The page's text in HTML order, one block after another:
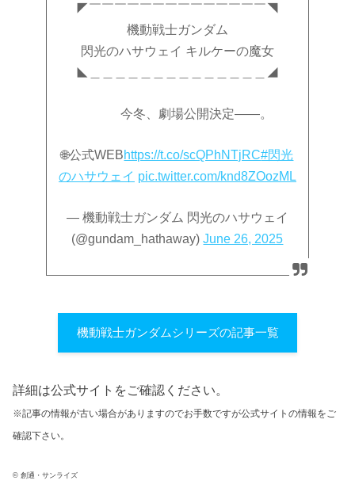
◤￣￣￣￣￣￣￣￣￣￣￣￣￣￣◥
機動戦士ガンダム
閃光のハサウェイ キルケーの魔女
◣＿＿＿＿＿＿＿＿＿＿＿＿＿＿◢
今冬、劇場公開決定——。
🌐公式WEBhttps://t.co/scQPhNTjRC#閃光
のハサウェイ pic.twitter.com/knd8ZOozML
— 機動戦士ガンダム 閃光のハサウェイ
(@gundam_hathaway)June 26, 2025
機動戦士ガンダムシリーズの記事一覧
詳細は公式サイトをご確認ください。
※記事の情報が古い場合がありますのでお手数ですが公式サイトの情報をご
確認下さい。
© 創通・サンライズ